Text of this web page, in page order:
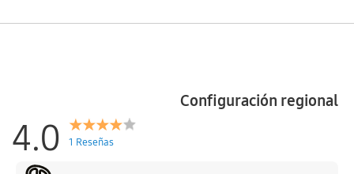
Configuración regional
4.0 1 Reseñas